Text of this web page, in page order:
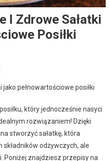
I Zdrowe Sałatki
Posiłki
pełnowartościowe posiłki
który jednocześnie nasyci
rozwiązaniem! Dzięki
stworzyć sałatkę, która
odżywczych, ale
Poniżej znajdziesz przepisy na